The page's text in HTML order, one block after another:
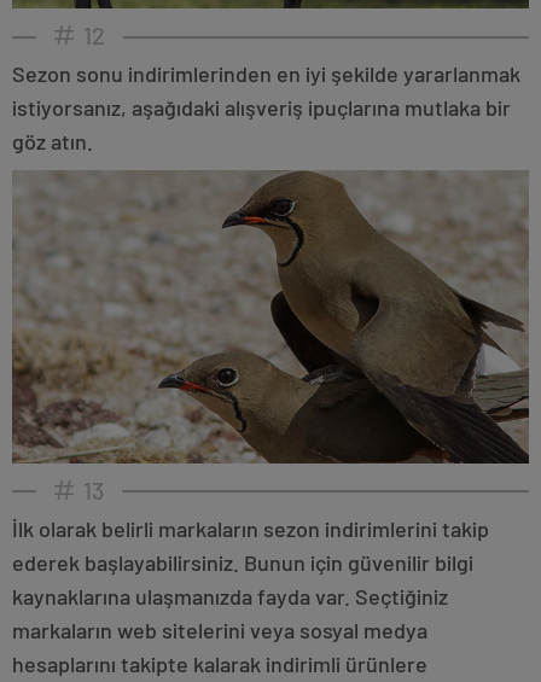
12
Sezon sonu indirimlerinden en iyi şekilde yararlanmak
istiyorsanız, aşağıdaki alışveriş ipuçlarına mutlaka bir
göz atın.
13
İlk olarak belirli markaların sezon indirimlerini takip
ederek başlayabilirsiniz. Bunun için güvenilir bilgi
kaynaklarına ulaşmanızda fayda var. Seçtiğiniz
markaların web sitelerini veya sosyal medya
hesaplarını takipte kalarak indirimli ürünlere